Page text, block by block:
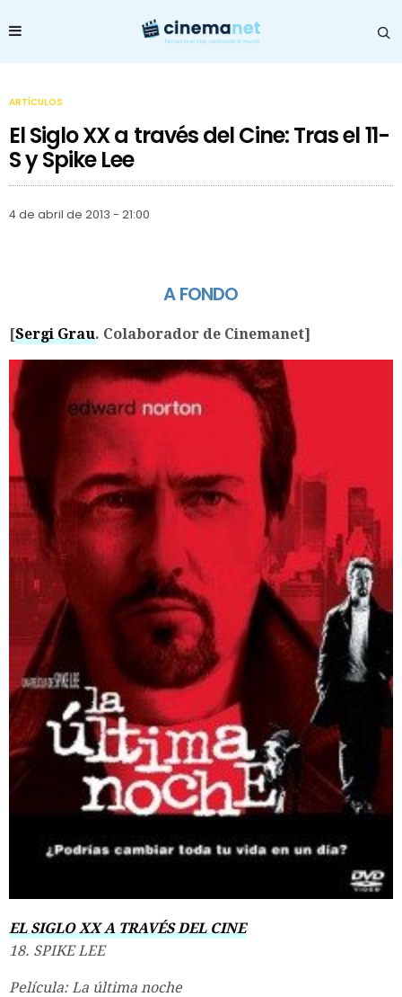
ARTÍCULOS
El Siglo XX a través del Cine: Tras el 11-
S y Spike Lee
4 de abril de 2013 - 21:00
A FONDO
[Sergi Grau. Colaborador de Cinemanet]
EL SIGLO XX A TRAVÉS DEL CINE
18. SPIKE LEE
Película: La última noche